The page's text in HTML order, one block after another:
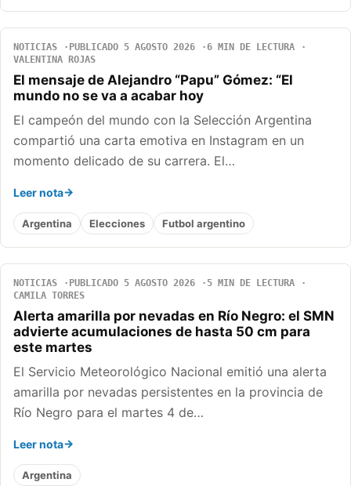
NOTICIAS PUBLICADO 5 AGOSTO 2026
6 MIN DE LECTURA
VALENTINA ROJAS
El mensaje de Alejandro “Papu” Gómez: “El
mundo no se va a acabar hoy
El campeón del mundo con la Selección Argentina
compartió una carta emotiva en Instagram en un
momento delicado de su carrera. El…
Leer nota
Argentina Elecciones Futbol argentino
NOTICIAS PUBLICADO 5 AGOSTO 2026
5 MIN DE LECTURA
CAMILA TORRES
Alerta amarilla por nevadas en Río Negro: el SMN
advierte acumulaciones de hasta 50 cm para
este martes
El Servicio Meteorológico Nacional emitió una alerta
amarilla por nevadas persistentes en la provincia de
Río Negro para el martes 4 de…
Leer nota
Argentina